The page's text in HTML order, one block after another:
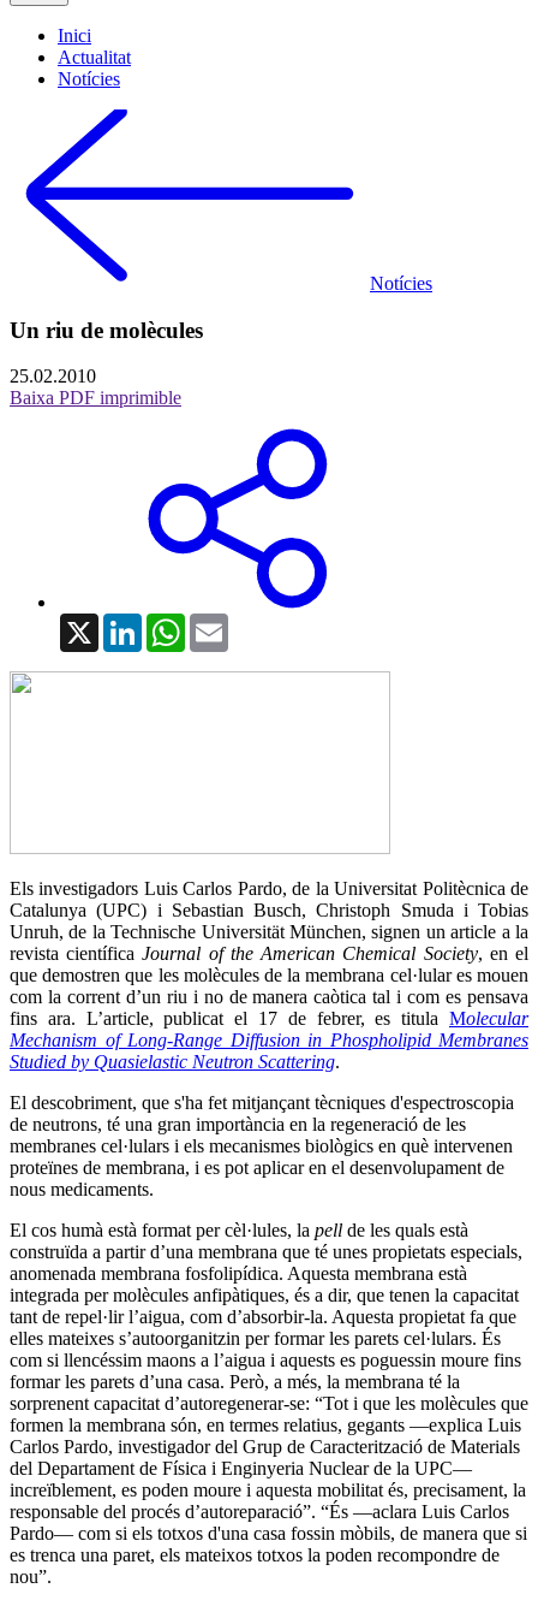
Inici
Actualitat
Notícies
Notícies
Un riu de molècules
25.02.2010
Baixa PDF imprimible
X LinkedInWhatsApp
Els investigadors Luis Carlos Pardo, de la Universitat Politècnica de
Catalunya (UPC) i Sebastian Busch, Christoph Smuda i Tobias
Unruh, de la Technische Universität München, signen un article a la
revista científica Journal of the American Chemical Society, en el
que demostren que les molècules de la membrana cel·lular es mouen
com la corrent d’un riu i no de manera caòtica tal i com es pensava
fins ara. L’article, publicat el 17 de febrer, es titula Molecular
Mechanism of Long-Range Diffusion in Phospholipid Membranes
Studied by Quasielastic Neutron Scattering.
El descobriment, que s'ha fet mitjançant tècniques d'espectroscopia
de neutrons, té una gran importància en la regeneració de les
membranes cel·lulars i els mecanismes biològics en què intervenen
proteïnes de membrana, i es pot aplicar en el desenvolupament de
nous medicaments.
El cos humà està format per cèl·lules, la pell de les quals està
construïda a partir d’una membrana que té unes propietats especials,
anomenada membrana fosfolipídica. Aquesta membrana està
integrada per molècules anfipàtiques, és a dir, que tenen la capacitat
tant de repel·lir l’aigua, com d’absorbir-la. Aquesta propietat fa que
elles mateixes s’autoorganitzin per formar les parets cel·lulars. És
com si llencéssim maons a l’aigua i aquests es poguessin moure fins
formar les parets d’una casa. Però, a més, la membrana té la
sorprenent capacitat d’autoregenerar-se: “Tot i que les molècules que
formen la membrana són, en termes relatius, gegants —explica Luis
Carlos Pardo, investigador del Grup de Caracterització de Materials
del Departament de Física i Enginyeria Nuclear de la UPC—
increïblement, es poden moure i aquesta mobilitat és, precisament, la
responsable del procés d’autoreparació”. “És —aclara Luis Carlos
Pardo— com si els totxos d'una casa fossin mòbils, de manera que si
es trenca una paret, els mateixos totxos la poden recompondre de
nou”.